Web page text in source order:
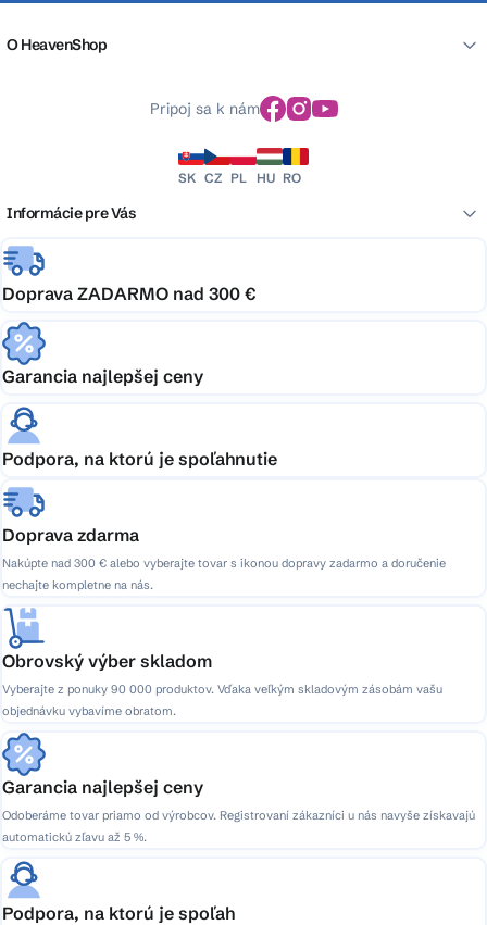
O HeavenShop
Pripoj sa k nám
SK CZ PL HU RO
Informácie pre Vás
Doprava ZADARMO nad 300 €
Garancia najlepšej ceny
Podpora, na ktorú je spoľahnutie
Doprava zdarma
Nakúpte nad 300 € alebo vyberajte tovar s ikonou dopravy zadarmo a doručenie
nechajte kompletne na nás.
Obrovský výber skladom
Vyberajte z ponuky 90 000 produktov. Vďaka veľkým skladovým zásobám vašu
objednávku vybavíme obratom.
Garancia najlepšej ceny
Odoberáme tovar priamo od výrobcov. Registrovaní zákazníci u nás navyše získavajú
automatickú zľavu až 5 %.
Podpora, na ktorú je spoľah